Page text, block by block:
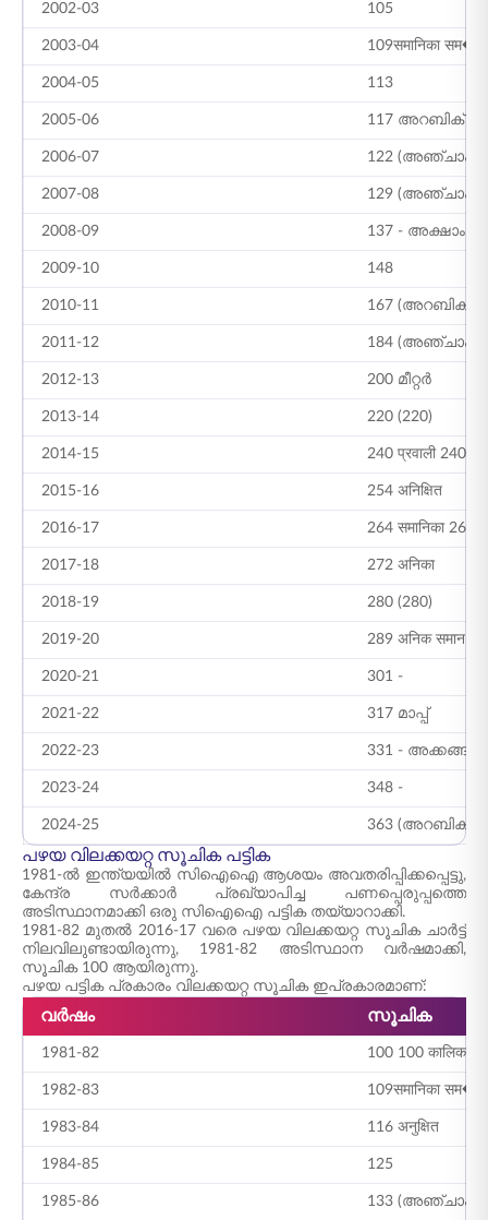
2002-03 105
2003-04 109समानिका सम�
2004-05 113
2005-06 117 അറബിക്
2006-07 122 (അഞ്ചാം
2007-08 129 (അഞ്ചാം
2008-09 137 - അക്ഷാംശം
2009-10 148
2010-11 167 (അറബിക്)
2011-12 184 (അഞ്ചാം
2012-13 200 മീറ്റർ
2013-14 220 (220)
2014-15 240 प्रवाली 240
2015-16 254 अनिक्षित
2016-17 264 समानिका 264
2017-18 272 अनिका
2018-19 280 (280)
2019-20 289 अनिक समान
2020-21 301 -
2021-22 317 മാപ്പ്
2022-23 331 - അക്കങ്ങൾ
2023-24 348 -
2024-25 363 (അറബിക്)
പഴയ വിലക്കയറ്റ സൂചിക പട്ടിക
1981-ൽ ഇന്ത്യയിൽ സിഐഐ ആശയം അവതരിപ്പിക്കപ്പെട്ടു,
കേന്ദ്ര സർക്കാർ പ്രഖ്യാപിച്ച പണപ്പെരുപ്പത്തെ
അടിസ്ഥാനമാക്കി ഒരു സിഐഐ പട്ടിക തയ്യാറാക്കി.
1981-82 മുതൽ 2016-17 വരെ പഴയ വിലക്കയറ്റ സൂചിക ചാർട്ട്
നിലവിലുണ്ടായിരുന്നു, 1981-82 അടിസ്ഥാന വർഷമാക്കി,
സൂചിക 100 ആയിരുന്നു.
പഴയ പട്ടിക പ്രകാരം വിലക്കയറ്റ സൂചിക ഇപ്രകാരമാണ്:
വർഷം സൂചിക
1981-82 100 100 कालिक
1982-83 109समानिका सम�
1983-84 116 अनुक्षित
1984-85 125
1985-86 133 (അഞ്ചാം